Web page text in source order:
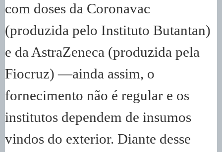
com doses da Coronavac
(produzida pelo Instituto Butantan)
e da AstraZeneca (produzida pela
Fiocruz) ―ainda assim, o
fornecimento não é regular e os
institutos dependem de insumos
vindos do exterior. Diante desse